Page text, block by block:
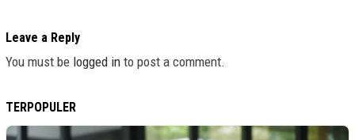
Leave a Reply
You must be logged in to post a comment.
TERPOPULER